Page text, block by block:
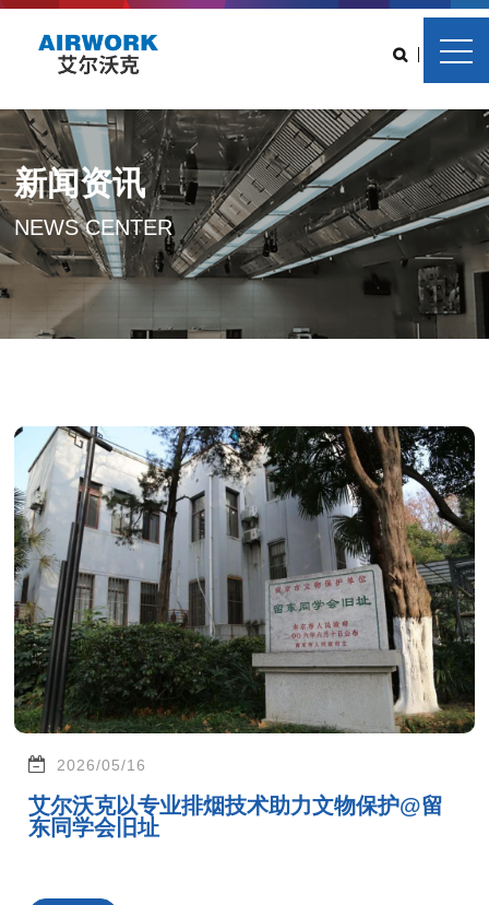
中 EN
新闻资讯
NEWS CENTER
2026/05/16
艾尔沃克以专业排烟技术助力文物保护@留
东同学会旧址